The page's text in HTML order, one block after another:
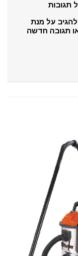
תגובות
על מנת
תגובה חדשה